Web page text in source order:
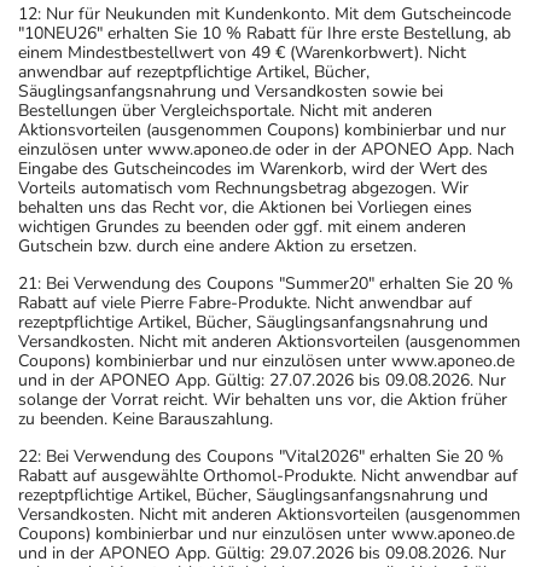
12: Nur für Neukunden mit Kundenkonto. Mit dem Gutscheincode
"10NEU26" erhalten Sie 10 % Rabatt für Ihre erste Bestellung, ab
einem Mindestbestellwert von 49 € (Warenkorbwert). Nicht
anwendbar auf rezeptpflichtige Artikel, Bücher,
Säuglingsanfangsnahrung und Versandkosten sowie bei
Bestellungen über Vergleichsportale. Nicht mit anderen
Aktionsvorteilen (ausgenommen Coupons) kombinierbar und nur
einzulösen unter www.aponeo.de oder in der APONEO App. Nach
Eingabe des Gutscheincodes im Warenkorb, wird der Wert des
Vorteils automatisch vom Rechnungsbetrag abgezogen. Wir
behalten uns das Recht vor, die Aktionen bei Vorliegen eines
wichtigen Grundes zu beenden oder ggf. mit einem anderen
Gutschein bzw. durch eine andere Aktion zu ersetzen.
21: Bei Verwendung des Coupons "Summer20" erhalten Sie 20 %
Rabatt auf viele Pierre Fabre-Produkte. Nicht anwendbar auf
rezeptpflichtige Artikel, Bücher, Säuglingsanfangsnahrung und
Versandkosten. Nicht mit anderen Aktionsvorteilen (ausgenommen
Coupons) kombinierbar und nur einzulösen unter www.aponeo.de
und in der APONEO App. Gültig: 27.07.2026 bis 09.08.2026. Nur
solange der Vorrat reicht. Wir behalten uns vor, die Aktion früher
zu beenden. Keine Barauszahlung.
22: Bei Verwendung des Coupons "Vital2026" erhalten Sie 20 %
Rabatt auf ausgewählte Orthomol-Produkte. Nicht anwendbar auf
rezeptpflichtige Artikel, Bücher, Säuglingsanfangsnahrung und
Versandkosten. Nicht mit anderen Aktionsvorteilen (ausgenommen
Coupons) kombinierbar und nur einzulösen unter www.aponeo.de
und in der APONEO App. Gültig: 29.07.2026 bis 09.08.2026. Nur